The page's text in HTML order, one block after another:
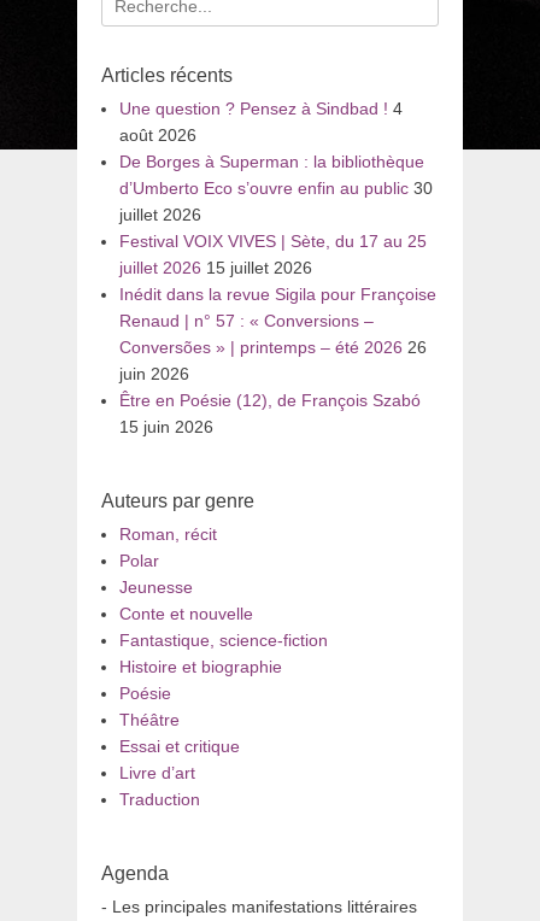
pour
Articles récents
Une question ? Pensez à Sindbad ! 4
août 2026
De Borges à Superman : la bibliothèque
d’Umberto Eco s’ouvre enfin au public 30
juillet 2026
Festival VOIX VIVES | Sète, du 17 au 25
juillet 2026 15 juillet 2026
Inédit dans la revue Sigila pour Françoise
Renaud | n° 57 : « Conversions –
Conversões » | printemps – été 2026 26
juin 2026
Être en Poésie (12), de François Szabó
15 juin 2026
Auteurs par genre
Roman, récit
Polar
Jeunesse
Conte et nouvelle
Fantastique, science-fiction
Histoire et biographie
Poésie
Théâtre
Essai et critique
Livre d’art
Traduction
Agenda
- Les principales manifestations littéraires